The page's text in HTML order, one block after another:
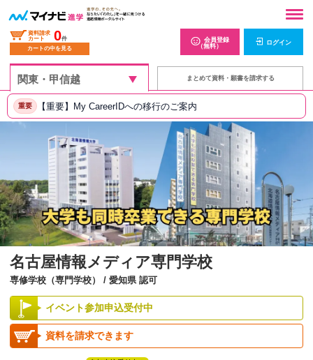
資料請求
カート
0件
カートの中を見る
会員登録
（無料）
ログイン
まとめて資料・願書を請求する
重要 【重要】My CareerIDへの移行のご案内
名古屋情報メディア専門学校
専修学校（専門学校） / 愛知県 認可
イベント参加申込受付中
資料を請求できます